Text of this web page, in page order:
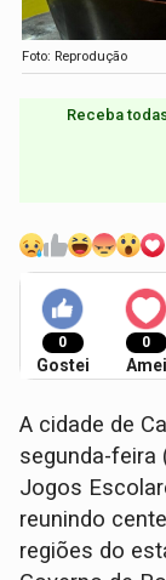
Foto: Reprodução
Receba
0
Gostei
0
Amei
A cidade de
segunda-feira
Jogos
reunindo
regiões do